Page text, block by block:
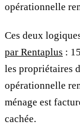
opérationnelle
Ces deux
par Rentaplus :
les propriétaires
opérationnelle
ménage est
cachée.